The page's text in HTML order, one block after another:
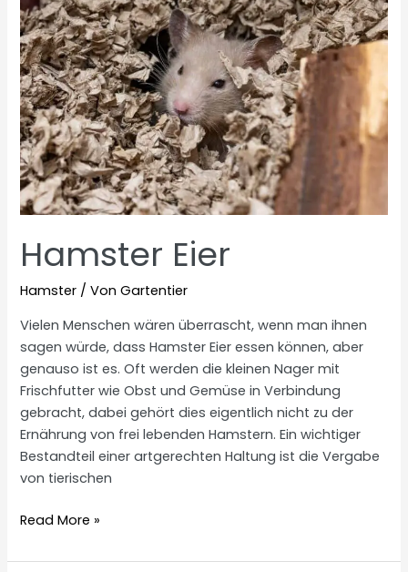
Hamster Eier
Hamster / VonGartentier
Vielen Menschen wären überrascht, wenn man ihnen
sagen würde, dass Hamster Eier essen können, aber
genauso ist es. Oft werden die kleinen Nager mit
Frischfutter wie Obst und Gemüse in Verbindung
gebracht, dabei gehört dies eigentlich nicht zu der
Ernährung von frei lebenden Hamstern. Ein wichtiger
Bestandteil einer artgerechten Haltung ist die Vergabe
von tierischen
Hamster
Read More »